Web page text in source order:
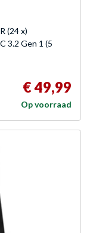
(24 x)
3.2 Gen 1 (5
€ 49,99
Op voorraad